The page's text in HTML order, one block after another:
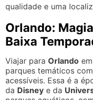
qualidade e uma
Orlando:
Baixa
Viajar paraOrlando
parques temáticos
acessíveis. Essa é a
da Disney e da